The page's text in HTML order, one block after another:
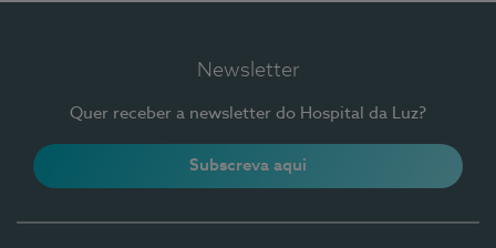
Newsletter
Quer receber a newsletter do Hospital da Luz?
Subscreva aqui